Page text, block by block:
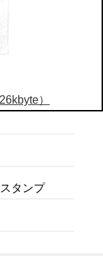
）
タンプ